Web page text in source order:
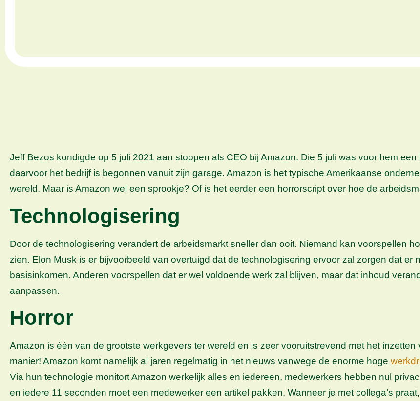
Jeff Bezos kondigde op 5 juli 2021 aan stoppen als CEO bij Amazon. Die 5 juli was voor hem
daarvoor het bedrijf is begonnen vanuit zijn garage. Amazon is het typische Amerikaanse
wereld. Maar is Amazon wel een sprookje? Of is het eerder een horrorscript over hoe de
Technologisering
Door de technologisering verandert de arbeidsmarkt sneller dan ooit. Niemand kan voorspellen
zien. Elon Musk is er bijvoorbeeld van overtuigd dat de technologisering ervoor zal zorgen dat er
basisinkomen. Anderen voorspellen dat er wel voldoende werk zal blijven, maar dat inhoud
aanpassen.
Horror
Amazon is één van de grootste werkgevers ter wereld en is zeer vooruitstrevend met het
manier! Amazon komt namelijk al jaren regelmatig in het nieuws vanwege de enorme hoge
Via hun technologie monitort Amazon werkelijk alles en iedereen, medewerkers hebben nul
en iedere 11 seconden moet een medewerker een artikel pakken. Wanneer je met collega’s